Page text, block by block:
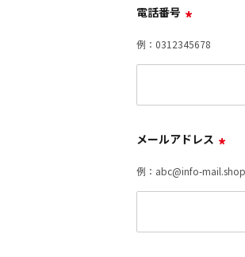
電話番号 *
例：0312345678
メールアドレス *
例：abc@info-